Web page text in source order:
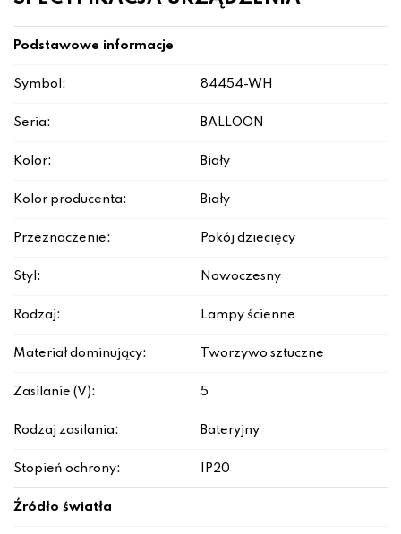
Podstawowe informacje
Symbol: 84454-WH
Seria: BALLOON
Kolor: Biały
Kolor producenta: Biały
Przeznaczenie: Pokój dziecięcy
Styl: Nowoczesny
Rodzaj: Lampy ścienne
Materiał dominujący: Tworzywo sztuczne
Zasilanie (V): 5
Rodzaj zasilania: Bateryjny
Stopień ochrony: IP20
Źródło światła